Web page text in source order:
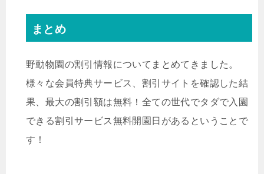
まとめ
野動物園の割引情報についてまとめてきました。
様々な会員特典サービス、割引サイトを確認した結
果、最大の割引額は無料！全ての世代でタダで入園
できる割引サービス無料開園日があるということで
す！